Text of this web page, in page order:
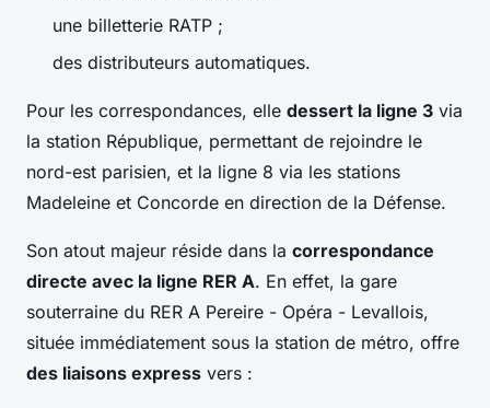
une billetterie RATP ;
des distributeurs automatiques.
Pour les correspondances, elle dessert la ligne 3 via
la station République, permettant de rejoindre le
nord-est parisien, et la ligne 8 via les stations
Madeleine et Concorde en direction de la Défense.
Son atout majeur réside dans la correspondance
directe avec la ligne RER A. En effet, la gare
souterraine du RER A Pereire - Opéra - Levallois,
située immédiatement sous la station de métro, offre
des liaisons express vers :